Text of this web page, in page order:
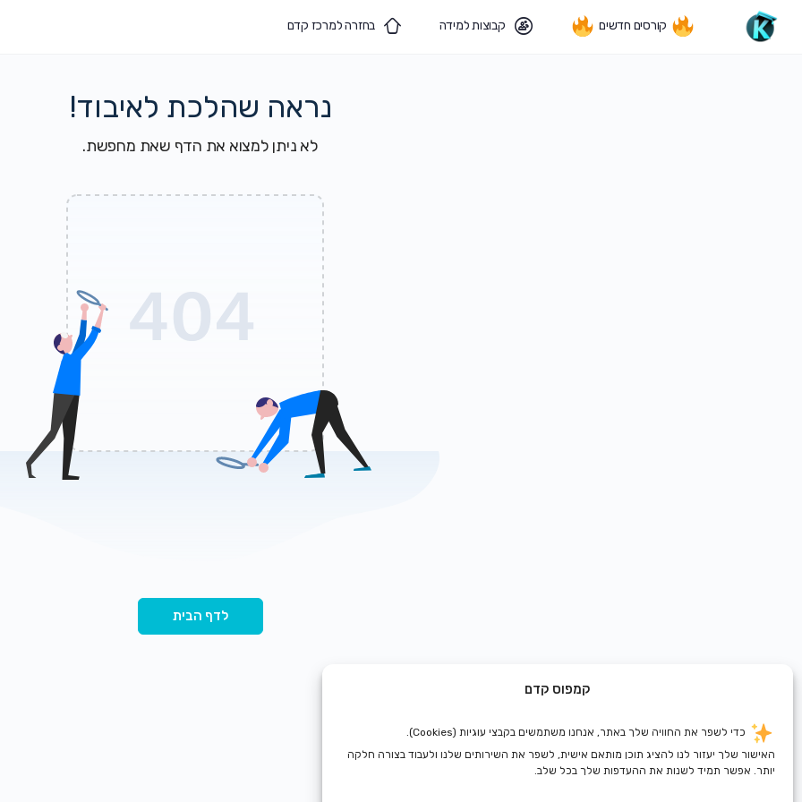
קמפוס קדם
כדי לשפר את החוויה שלך באתר, אנחנו משתמשים בקבצי עוגיות (Cookies).
האישור שלך יעזור לנו להציג תוכן מותאם אישית, לשפר את השירותים שלנו ולעבוד בצורה חלקה
יותר. אפשר תמיד לשנות את ההעדפות שלך בכל שלב.
קורסים חדשים קבוצות למידה בחזרה למרכז קדם
נראה שהלכת לאיבוד!
לא ניתן למצוא את הדף שאת מחפשת.
לדף הבית